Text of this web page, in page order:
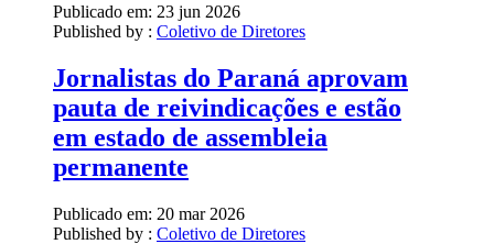
Publicado em: 23 jun 2026
Published by : Coletivo de Diretores
Jornalistas do Paraná aprovam
pauta de reivindicações e estão
em estado de assembleia
permanente
Publicado em: 20 mar 2026
Published by : Coletivo de Diretores